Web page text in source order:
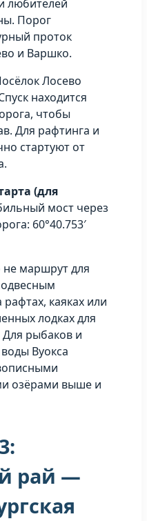
любителей
Порог
проток
и Варшко.
Лосево
находится
чтобы
Для рафтинга и
стартуют от
(для
мост через
60°40.753′
не маршрут для
каяках или
лодках для
рыбаков и
Вуокса
озёрами выше и
рай —